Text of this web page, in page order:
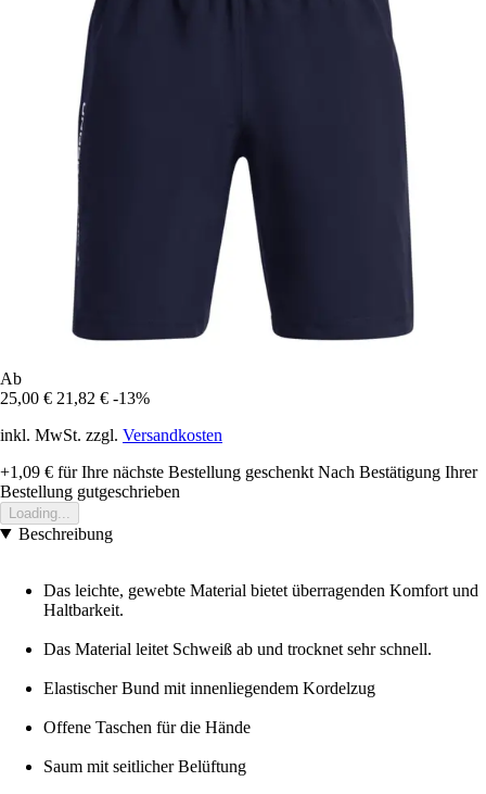
Ab
25,00 € 21,82 € -13%
inkl. MwSt. zzgl. Versandkosten
+1,09 € für Ihre nächste Bestellung geschenkt Nach Bestätigung Ihrer
Bestellung gutgeschrieben
Loading...
Beschreibung
Das leichte, gewebte Material bietet überragenden Komfort und
Haltbarkeit.
Das Material leitet Schweiß ab und trocknet sehr schnell.
Elastischer Bund mit innenliegendem Kordelzug
Offene Taschen für die Hände
Saum mit seitlicher Belüftung